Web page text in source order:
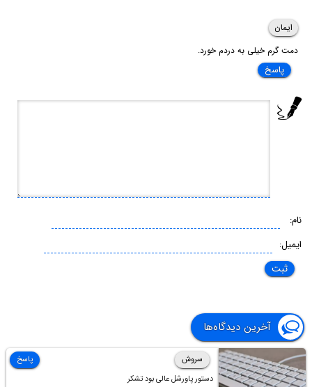
ایمان
دمت گرم خیلی به دردم خورد.
پاسخ
نام:
ایمیل:
آخرین دیدگاه‌ها
سروش
دستور پاورشل عالی بود تشکر
پاسخ